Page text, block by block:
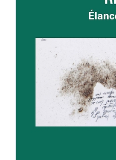
RILKE-POEME,
Essais & Chroniques